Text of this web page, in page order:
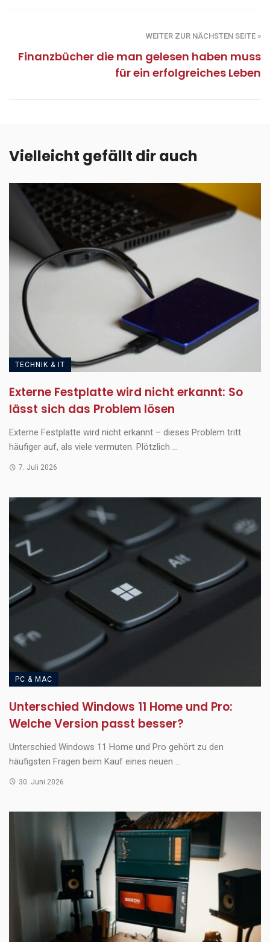
WEITER ZUR NÄCHSTEN SEITE »
Finanzbücher die man gelesen haben muss
für ein erfolgreiches Leben
Vielleicht gefällt dir auch
TECHNIK & IT
Externe Festplatte wird nicht erkannt: So
lässt sich das Problem lösen
Externe Festplatte wird nicht erkannt – dieses Problem tritt
häufiger auf, als viele vermuten. Plötzlich ...
7. Juli 2026
PC & MAC
Unterschied Windows 11 Home und Pro:
Welche Version passt besser?
Unterschied Windows 11 Home und Pro gehört zu den
häufigsten Fragen beim Kauf eines neuen ...
30. Juni 2026